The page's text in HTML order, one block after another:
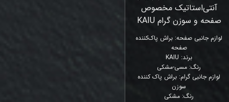
آنتی‌استاتیک مخصوص
صفحه و سوزن گرام KAIU
لوازم جانبی صفحه: براش پاک‌کننده
صفحه
برند:
KAIU
رنگ: مسی-مشکی
لوازم جانبی گرام: براش پاک کننده
سوزن
رنگ: مشکی